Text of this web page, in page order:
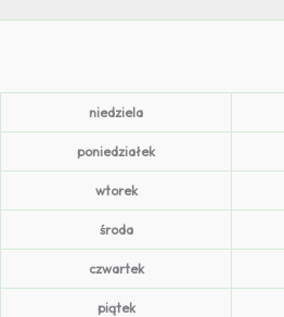
niedziela
poniedziałek
wtorek
środa
czwartek
piątek